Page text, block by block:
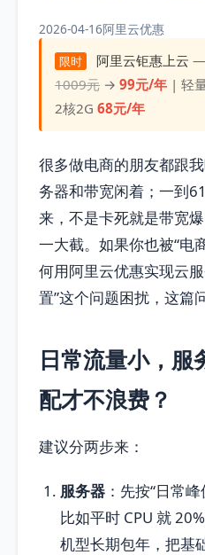
2026-04-16阿里云优惠
限时 阿里云钜惠上云 —
1009元 →99元/年 | 轻
2核2G68元/年
很多做电商的朋友都跟
务器和带宽闲着；一到
来，不是卡死就是带宽
一大截。如果你也被“电
何用阿里云优惠实现云
置”这个问题困扰，这篇
日常流量小，服
配才不浪费？
建议分两步来：
服务器 ：先按“日常
比如平时 CPU 就
机型长期包年，把基